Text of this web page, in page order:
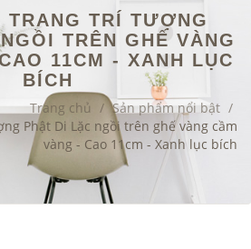
TRÍ TƯỢNG
TRÊN GHẾ VÀNG
11CM - XANH LỤC
BÍCH
Trang chủ / Sản phẩm nổi bật /
Phật Di Lặc ngồi trên ghế vàng cầm
vàng - Cao 11cm - Xanh lục bích